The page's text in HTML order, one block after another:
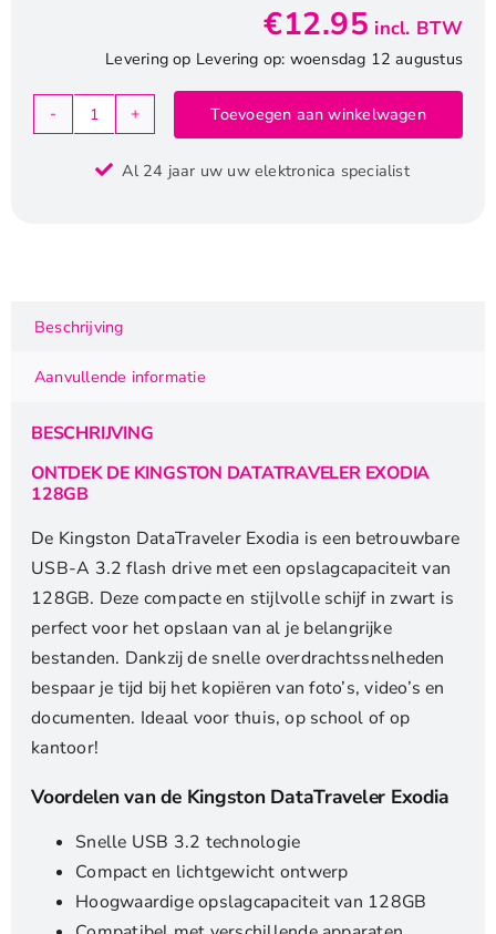
€12.95 incl. BTW
Levering op Levering op: woensdag 12 augustus
Kingston
Exodia
Flash
Drive
aantal
Toevoegen aan winkelwagen
Al 24 jaar uw uw elektronica specialist
Beschrijving
Aanvullende informatie
BESCHRIJVING
ONTDEK DE KINGSTON DATATRAVELER EXODIA
128GB
De Kingston DataTraveler Exodia is een betrouwbare
USB-A 3.2 flash drive met een opslagcapaciteit van
128GB. Deze compacte en stijlvolle schijf in zwart is
perfect voor het opslaan van al je belangrijke
bestanden. Dankzij de snelle overdrachtssnelheden
bespaar je tijd bij het kopiëren van foto’s, video’s en
documenten. Ideaal voor thuis, op school of op
kantoor!
Voordelen van de Kingston DataTraveler Exodia
Snelle USB 3.2 technologie
Compact en lichtgewicht ontwerp
Hoogwaardige opslagcapaciteit van 128GB